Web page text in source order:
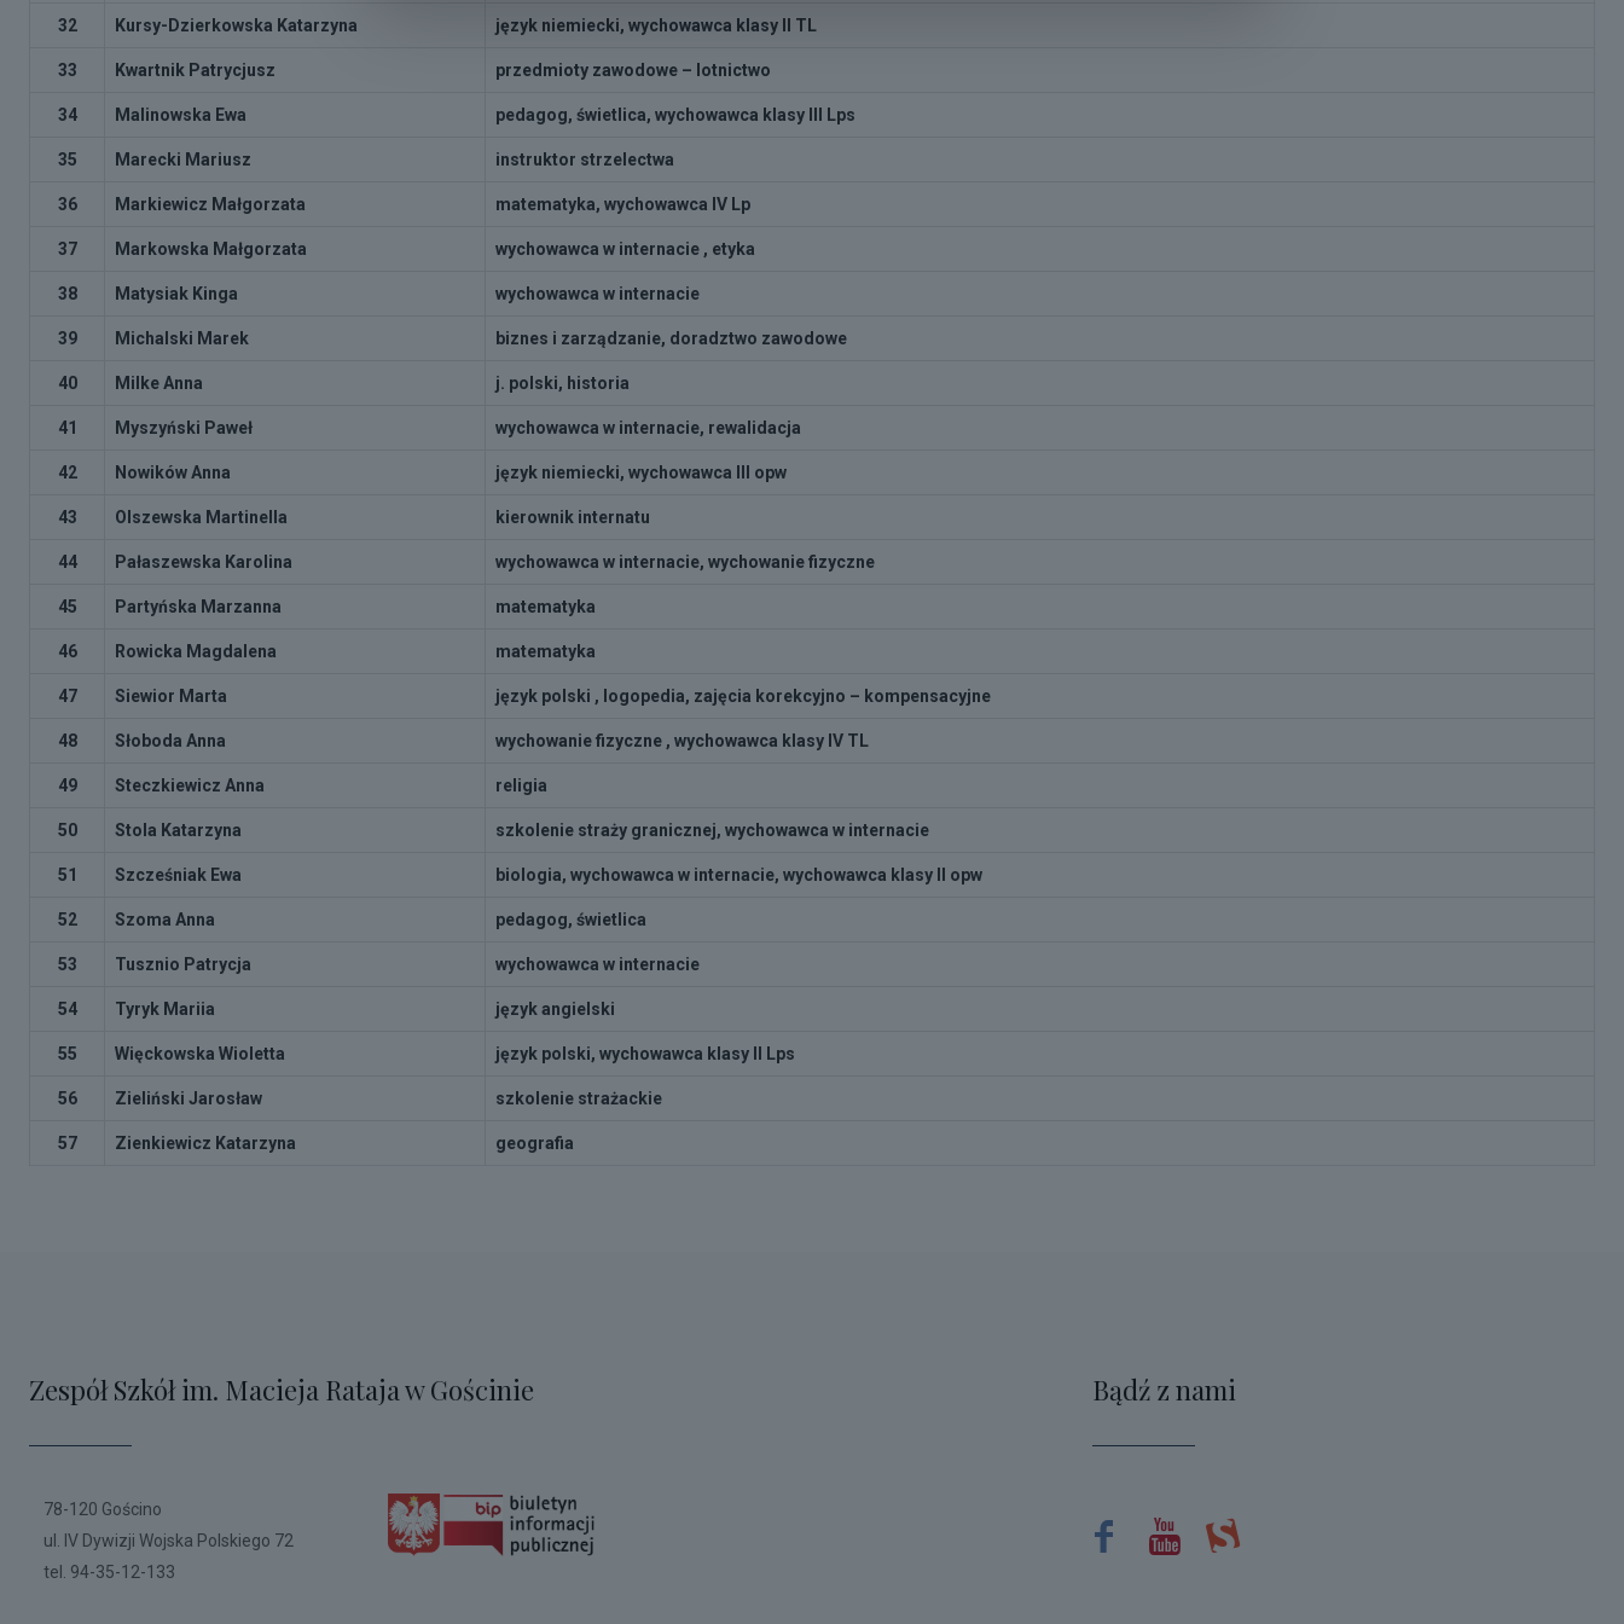
32 Kursy-Dzierkowska Katarzyna język niemiecki, wychowawca klasy II TL
33 Kwartnik Patrycjusz przedmioty zawodowe – lotnictwo
34 Malinowska Ewa pedagog, świetlica, wychowawca klasy III Lps
35 Marecki Mariusz instruktor strzelectwa
36 Markiewicz Małgorzata matematyka, wychowawca IV Lp
37 Markowska Małgorzata wychowawca w internacie , etyka
38 Matysiak Kinga wychowawca w internacie
39 Michalski Marek biznes i zarządzanie, doradztwo zawodowe
40 Milke Anna j. polski, historia
41 Myszyński Paweł wychowawca w internacie, rewalidacja
42 Nowików Anna język niemiecki, wychowawca III opw
43 Olszewska Martinella kierownik internatu
44 Pałaszewska Karolina wychowawca w internacie, wychowanie fizyczne
45 Partyńska Marzanna matematyka
46 Rowicka Magdalena matematyka
47 Siewior Marta język polski , logopedia, zajęcia korekcyjno – kompensacyjne
48 Słoboda Anna wychowanie fizyczne , wychowawca klasy IV TL
49 Steczkiewicz Anna religia
50 Stola Katarzyna szkolenie straży granicznej, wychowawca w internacie
51 Szcześniak Ewa biologia, wychowawca w internacie, wychowawca klasy II opw
52 Szoma Anna pedagog, świetlica
53 Tusznio Patrycja wychowawca w internacie
54 Tyryk Mariia język angielski
55 Więckowska Wioletta język polski, wychowawca klasy II Lps
56 Zieliński Jarosław szkolenie strażackie
57 Zienkiewicz Katarzyna geografia
Zespół Szkół im. Macieja Rataja w Gościnie
78-120 Gościno
ul. IV Dywizji Wojska Polskiego 72
tel. 94-35-12-133
Bądź z nami